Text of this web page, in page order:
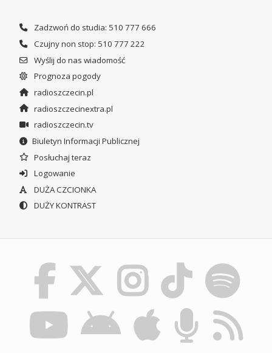
Zadzwoń do studia: 510 777 666
Czujny non stop: 510 777 222
Wyślij do nas wiadomość
Prognoza pogody
radioszczecin.pl
radioszczecinextra.pl
radioszczecin.tv
Biuletyn Informacji Publicznej
Posłuchaj teraz
Logowanie
DUŻA CZCIONKA
DUŻY KONTRAST